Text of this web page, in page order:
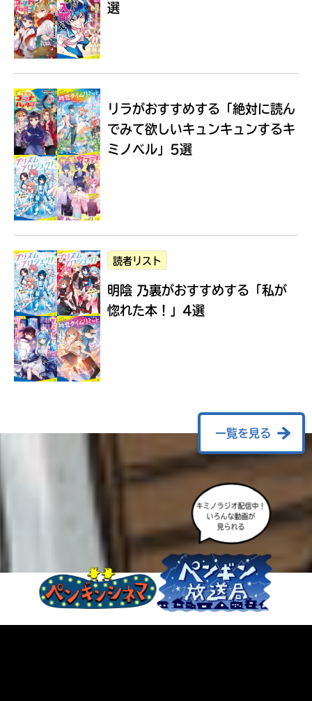
Loading...
選
リラがおすすめする 「絶対に読ん
でみて欲しいキュンキュンするキ
ミノベル」5選
読者リスト
明陰 乃裏がおすすめする 「私が
惚れた本！」4選
一覧を見る
キミノラジオ配信中！
いろんな動画が
見られる
に
エ
も
度
み
て
ね
る